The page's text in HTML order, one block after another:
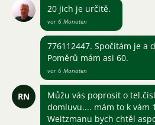
20 jich je určitě.
vor 6 Monaten
776112447. Spočítám je a
Poměrů mám asi 60.
vor 6 Monaten
RN
Můžu vás poprosit o
domluvu.... mám to k vám
Weitzmanu bych chtěl